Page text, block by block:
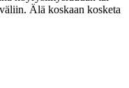
Älä koskaan kosketa